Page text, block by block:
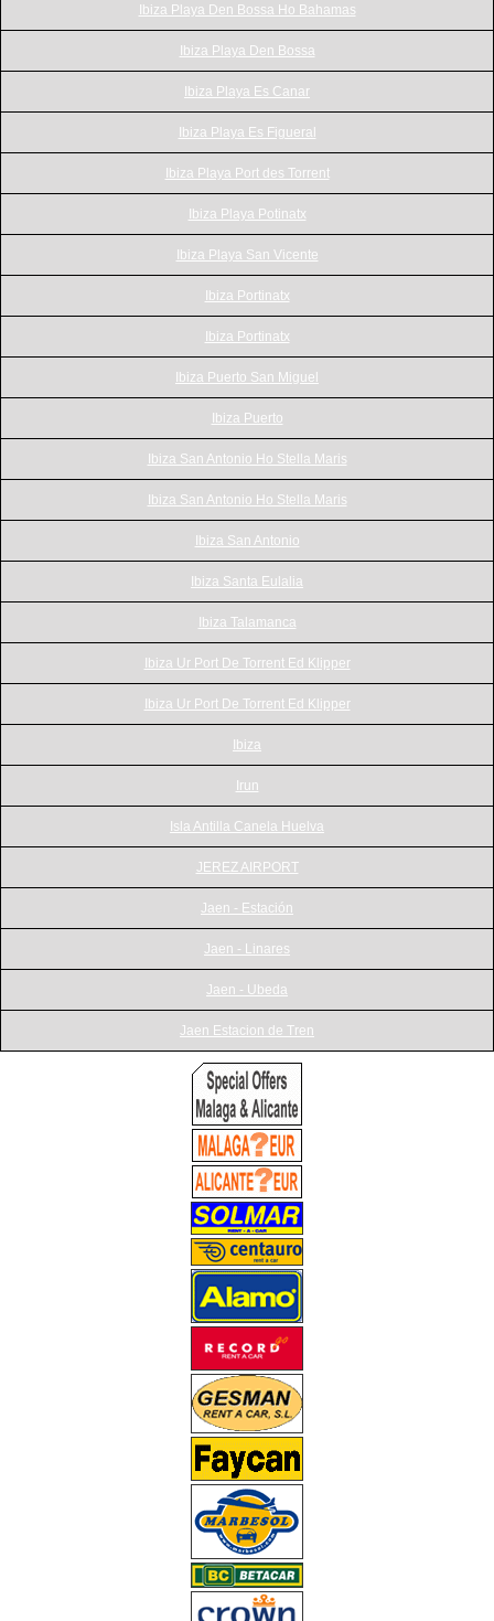
Ibiza Playa Den Bossa Ho Bahamas
Ibiza Playa Den Bossa
Ibiza Playa Es Canar
Ibiza Playa Es Figueral
Ibiza Playa Port des Torrent
Ibiza Playa Potinatx
Ibiza Playa San Vicente
Ibiza Portinatx
Ibiza Portinatx
Ibiza Puerto San Miguel
Ibiza Puerto
Ibiza San Antonio Ho Stella Maris
Ibiza San Antonio Ho Stella Maris
Ibiza San Antonio
Ibiza Santa Eulalia
Ibiza Talamanca
Ibiza Ur Port De Torrent Ed Klipper
Ibiza Ur Port De Torrent Ed Klipper
Ibiza
Irun
Isla Antilla Canela Huelva
JEREZ AIRPORT
Jaen - Estación
Jaen - Linares
Jaen - Ubeda
Jaen Estacion de Tren